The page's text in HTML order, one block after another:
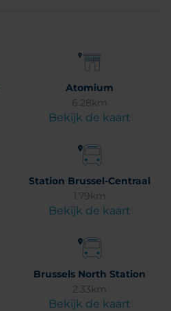
Atomium
6.28km
Bekijk de kaart
Station Brussel-Centraal
1.79km
Bekijk de kaart
Brussels North Station
2.33km
Bekijk de kaart